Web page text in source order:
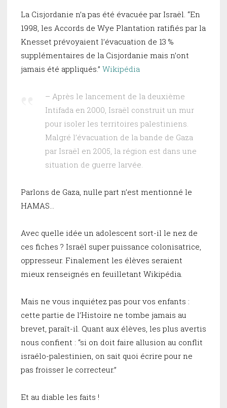
La Cisjordanie n’a pas été évacuée par Israël. “En
1998, les Accords de Wye Plantation ratifiés par la
Knesset prévoyaient l’évacuation de 13 %
supplémentaires de la Cisjordanie mais n’ont
jamais été appliqués.” Wikipédia
– Après le lancement de la deuxième
Intifada en 2000, Israël construit un mur
pour isoler les territoires palestiniens.
Malgré l’évacuation de la bande de Gaza
par Israël en 2005, la région est dans une
situation de guerre larvée.
Parlons de Gaza, nulle part n’est mentionné le
HAMAS…
Avec quelle idée un adolescent sort-il le nez de
ces fiches ? Israël super puissance colonisatrice,
oppresseur. Finalement les élèves seraient
mieux renseignés en feuilletant Wikipédia.
Mais ne vous inquiétez pas pour vos enfants :
cette partie de l’Histoire ne tombe jamais au
brevet, paraît-il. Quant aux élèves, les plus avertis
nous confient : “si on doit faire allusion au conflit
israélo-palestinien, on sait quoi écrire pour ne
pas froisser le correcteur.”
Et au diable les faits !